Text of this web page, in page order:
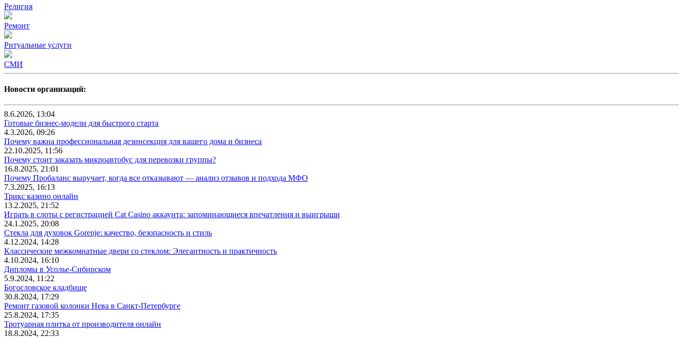
Религия
Ремонт
Ритуальные услуги
СМИ
Новости организаций:
8.6.2026, 13:04
Готовые бизнес-модели для быстрого старта
4.3.2026, 09:26
Почему важна профессиональная дезинсекция для вашего дома и бизнеса
22.10.2025, 11:56
Почему стоит заказать микроавтобус для перевозки группы?
16.8.2025, 21:01
Почему Пробаланс выручает, когда все отказывают — анализ отзывов и подхода МФО
7.3.2025, 16:13
Трикс казино онлайн
13.2.2025, 21:52
Играть в слоты с регистрацией Cat Casino аккаунта: запоминающиеся впечатления и выигрыши
24.1.2025, 20:08
Стекла для духовок Gorenje: качество, безопасность и стиль
4.12.2024, 14:28
Классические межкомнатные двери со стеклом: Элегантность и практичность
4.10.2024, 16:10
Дипломы в Усолье-Сибирском
5.9.2024, 11:22
Богословское кладбище
30.8.2024, 17:29
Ремонт газовой колонки Нева в Санкт-Петербурге
25.8.2024, 17:35
Тротуарная плитка от производителя онлайн
18.8.2024, 22:33